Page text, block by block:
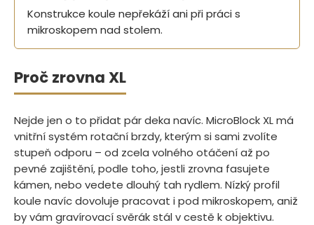
Konstrukce koule nepřekáží ani při práci s
mikroskopem nad stolem.
Proč zrovna XL
Nejde jen o to přidat pár deka navíc. MicroBlock XL má
vnitřní systém rotační brzdy, kterým si sami zvolíte
stupeň odporu – od zcela volného otáčení až po
pevné zajištění, podle toho, jestli zrovna fasujete
kámen, nebo vedete dlouhý tah rydlem. Nízký profil
koule navíc dovoluje pracovat i pod mikroskopem, aniž
by vám gravírovací svěrák stál v cestě k objektivu.